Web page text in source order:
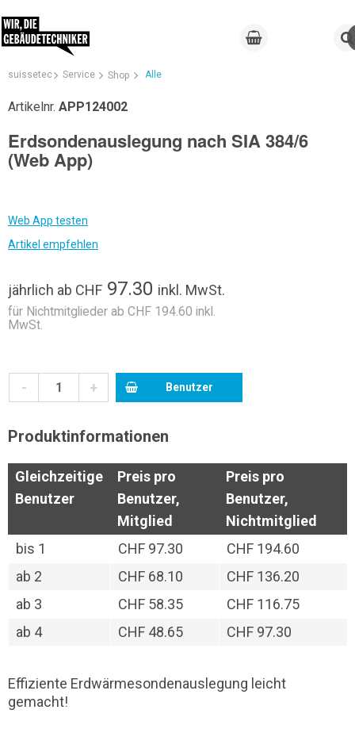
suissetec Service Shop Alle
Artikelnr. APP124002
Erdsondenauslegung nach SIA 384/6
(Web App)
Web App testen
Artikel empfehlen
jährlich ab CHF 97.30 inkl. MwSt.
für Nichtmitglieder ab CHF 194.60 inkl.
MwSt.
- + Benutzer
Produktinformationen
Gleichzeitige
Benutzer
Preis pro
Benutzer,
Mitglied
Preis pro
Benutzer,
Nichtmitglied
bis 1 CHF 97.30
CHF 194.60
ab 2 CHF 68.10
CHF 136.20
ab 3 CHF 58.35
CHF 116.75
ab 4 CHF 48.65 CHF 97.30
Effiziente Erdwärmesondenauslegung leicht
gemacht!